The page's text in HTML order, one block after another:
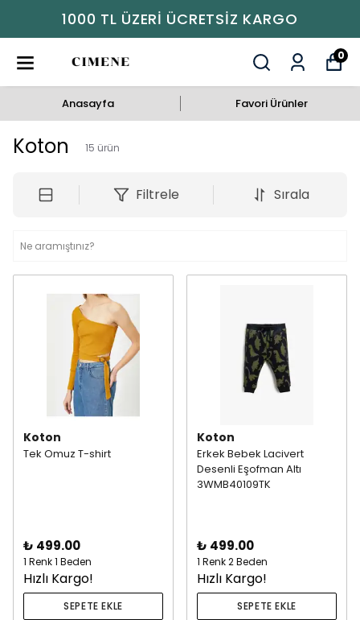
1000 TL ÜZERI ÜCRETSIZ KARGO
0
Anasayfa Favori Ürünler
Koton 15 ürün
Filtrele Sırala
Koton
Tek Omuz T-shirt
₺ 499.00
1 Renk 1 Beden
Hızlı Kargo!
SEPETE EKLE
Koton
Erkek Bebek Lacivert
Desenli Eşofman Altı
3WMB40109TK
₺ 499.00
1 Renk 2 Beden
Hızlı Kargo!
SEPETE EKLE